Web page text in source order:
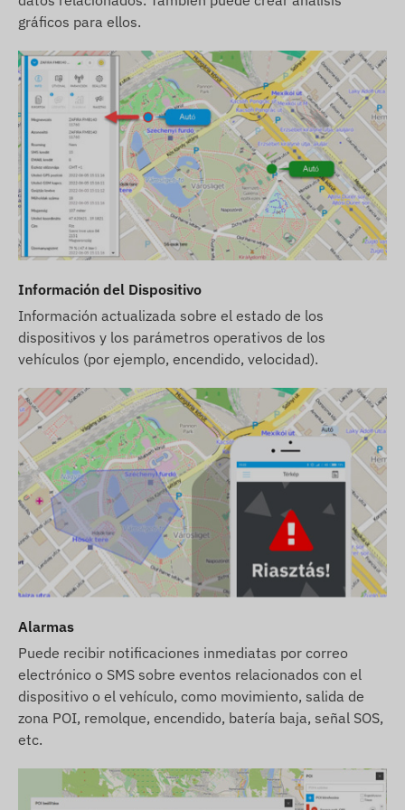
eliminación progresiva de la tecnología 2G ya está
solución segura y a largo plazo para uso
internacional, le recomendamos elegir nuestros
dispositivos modernos4G (LTE), que ofrecen
mayor cobertura y una comunicación de datos
más rápida.
Nos esforzamos por garantizar la actualización
continua y la precisión de los datos e imágenes
mostrados en el sitio web. Sin embargo, tenga en
cuenta que el fabricante se reserva el derecho de
embalaje sin previo aviso. Por este motivo, la
apariencia real de los productos puede diferir
mínimamente de las imágenes mostradas. Nos
reservamos el derecho a los cambios del
fabricante con respecto a posibles discrepancias.
gráficos para ellos.
Información del Dispositivo
Información actualizada sobre el estado de los
dispositivos y los parámetros operativos de los
vehículos (por ejemplo, encendido, velocidad).
Alarmas
Puede recibir notificaciones inmediatas por correo
electrónico o SMS sobre eventos relacionados con el
dispositivo o el vehículo, como movimiento, salida de
zona POI, remolque, encendido, batería baja, señal SOS,
etc.